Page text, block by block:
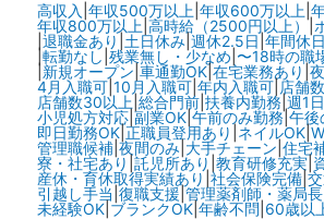
高収入 年収500万以上 年収600万以上
年収800万以上 高時給（2500円以上）|
退職金あり 土日休み| 週休2.5日 年間休
|転勤なし 残業無し・少なめ 〜18時の職
|新規オープン 車通勤OK|在宅業務あり
4月入職可| 10月入職可| 年内入職可| 店舗
店舗数30以上 総合門前| 扶養内勤務 週1
小児処方対応| 副業OK| 午前のみ勤務| 午後
即日勤務OK| 正職員登用あり ネイルOK|
管理職候補| 夜間のみ| 大手チェーン 住宅
寮・社宅あり 託児所あり 教育研修充実|
産休・育休取得実績あり 社会保険完備|
引越し手当 復職支援 |管理薬剤師・薬局長|
未経験OK| ブランクOK| 年齢不問 60歳以